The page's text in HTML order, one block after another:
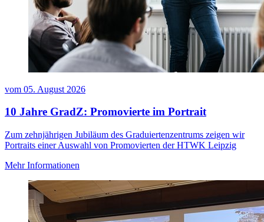
vom 05. August 2026
10 Jahre GradZ: Promovierte im Portrait
Zum zehnjährigen Jubiläum des Graduiertenzentrums zeigen wir
Portraits einer Auswahl von Promovierten der HTWK Leipzig
Mehr Informationen